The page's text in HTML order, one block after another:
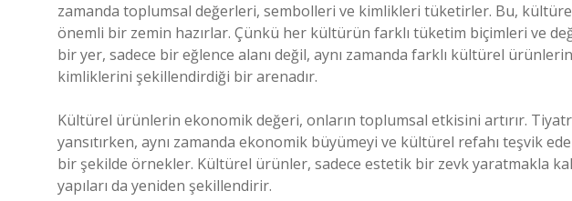
zamanda toplumsal değerleri, sembolleri ve kimlikleri tüketirler. Bu,
önemli bir zemin hazırlar. Çünkü her kültürün farklı tüketim biçimleri ve
bir yer, sadece bir eğlence alanı değil, aynı zamanda farklı kültürel
kimliklerini şekillendirdiği bir arenadır.
Kültürel ürünlerin ekonomik değeri, onların toplumsal etkisini artırır.
yansıtırken, aynı zamanda ekonomik büyümeyi ve kültürel refahı teşvik
bir şekilde örnekler. Kültürel ürünler, sadece estetik bir zevk yaratmakla
yapıları da yeniden şekillendirir.